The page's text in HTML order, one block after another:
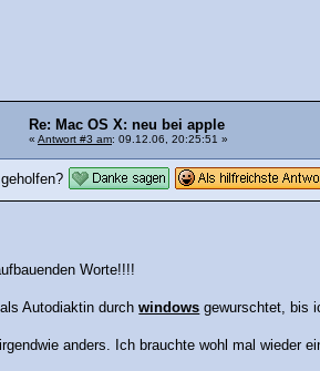
Re: Mac OS X: neu bei apple
« Antwort #3 am: 09.12.06, 20:25:51 »
Worte!!!!
Autodiaktin durchwindows gewurschtet, bis
anders. Ich brauchte wohl mal wieder